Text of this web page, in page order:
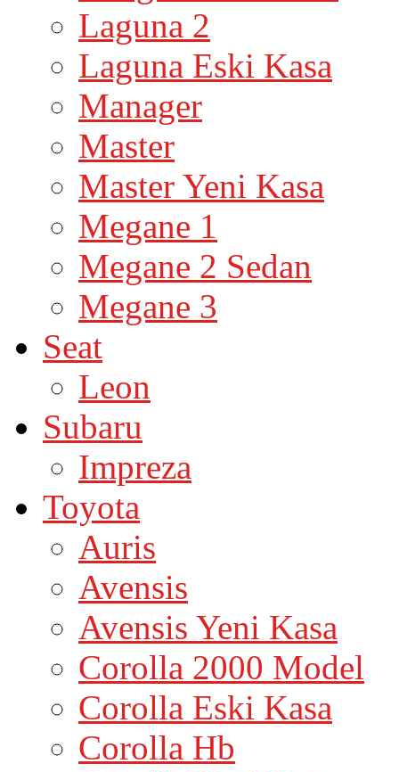
Laguna 2
Laguna Eski Kasa
Manager
Master
Master Yeni Kasa
Megane 1
Megane 2 Sedan
Megane 3
Seat
Leon
Subaru
Impreza
Toyota
Auris
Avensis
Avensis Yeni Kasa
Corolla 2000 Model
Corolla Eski Kasa
Corolla Hb